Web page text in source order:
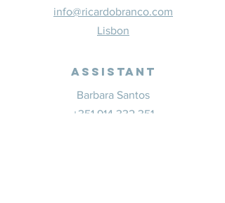
info@ricardobranco.com
Lisbon
Assistant
Barbara Santos
+351 914 332 351